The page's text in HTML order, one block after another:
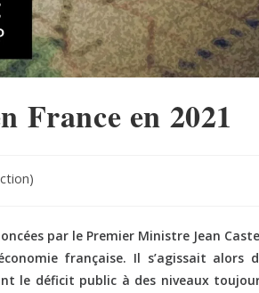
France en 2021
par le Premier Ministre Jean
française. Il s’agissait alors
le déficit public à des niveaux